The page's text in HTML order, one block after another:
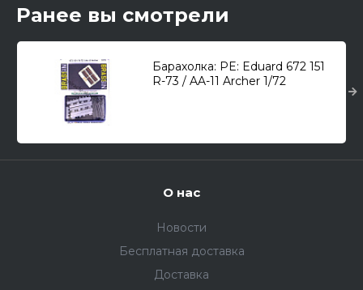
Ранее вы смотрели
Барахолка: PE: Eduard 672 151
R-73 / AA-11 Archer 1/72
О нас
Новости
Бесплатная доставка
Доставка